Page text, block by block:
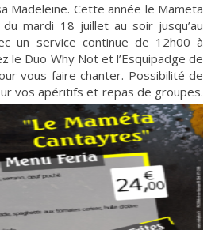
Madeleine. Cette année le Mameta
mardi 18 juillet au soir jusqu’au
un service continue de 12h00 à
le Duo Why Not et l’Esquipadge de
vous faire chanter. Possibilité de
vos apéritifs et repas de groupes.